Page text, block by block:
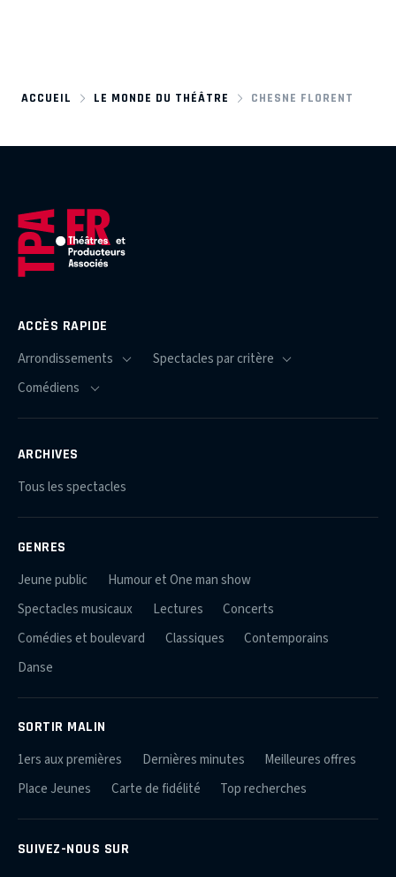
ACCUEIL LE MONDE DU THÉÂTRE CHESNE FLORENT
ACCÈS RAPIDE
ARCHIVES
Tous les spectacles
GENRES
Jeune public
Humour et One man show
Spectacles musicaux
Lectures
Concerts
Comédies et boulevard
Classiques
Contemporains
Danse
SORTIR MALIN
1ers aux premières Dernières minutes
Meilleures offres
Place Jeunes
Carte de fidélité Top recherches
SUIVEZ-NOUS SUR